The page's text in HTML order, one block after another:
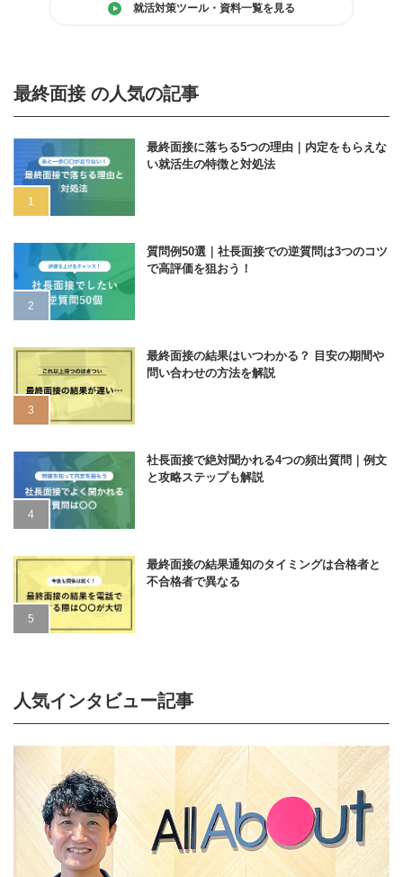
就活対策ツール・資料一覧を見る
最終面接 の人気の記事
最終面接に落ちる5つの理由｜内定をもらえな
い就活生の特徴と対処法
質問例50選｜社長面接での逆質問は3つのコツ
で高評価を狙おう！
最終面接の結果はいつわかる？ 目安の期間や
問い合わせの方法を解説
社長面接で絶対聞かれる4つの頻出質問｜例文
と攻略ステップも解説
最終面接の結果通知のタイミングは合格者と
不合格者で異なる
人気インタビュー記事